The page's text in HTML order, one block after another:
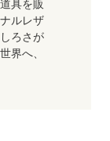
具を販
ルレザ
ろさが
界へ、